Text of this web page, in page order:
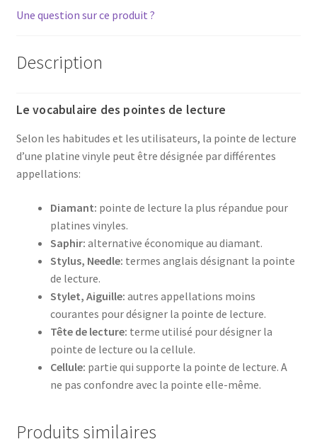
Une question sur ce produit ?
Description
Le vocabulaire des pointes de lecture
Selon les habitudes et les utilisateurs, la pointe de lecture
d’une platine vinyle peut être désignée par différentes
appellations:
Diamant: pointe de lecture la plus répandue pour
platines vinyles.
Saphir: alternative économique au diamant.
Stylus, Needle: termes anglais désignant la pointe
de lecture.
Stylet, Aiguille: autres appellations moins
courantes pour désigner la pointe de lecture.
Tête de lecture: terme utilisé pour désigner la
pointe de lecture ou la cellule.
Cellule: partie qui supporte la pointe de lecture. A
ne pas confondre avec la pointe elle-même.
Produits similaires